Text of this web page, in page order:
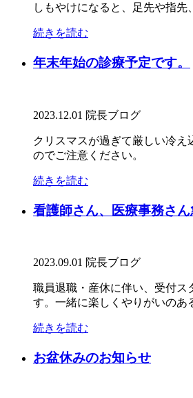
しもやけになると、足先や指
続きを読む
年末年始の診療予定です。
2023.12.01 院長ブログ
クリスマスが過ぎて厳しい冷
のでご注意ください。
続きを読む
看護師さん、医療事務さん
2023.09.01 院長ブログ
職員退職・産休に伴い、受付ス
す。一緒に楽しくやりがいのあ
続きを読む
お盆休みのお知らせ